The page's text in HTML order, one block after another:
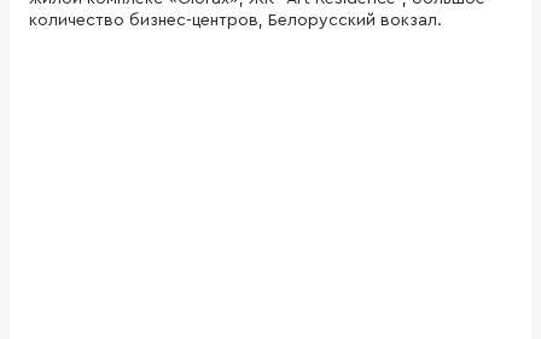
количество бизнес-центров, Белорусский вокзал.